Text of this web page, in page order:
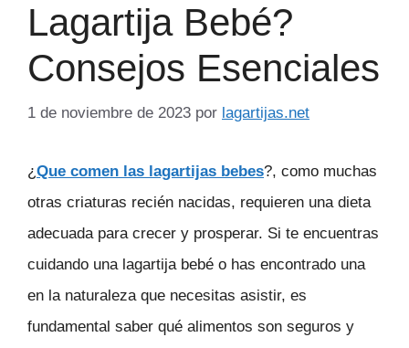
Lagartija Bebé?
Consejos Esenciales
1 de noviembre de 2023 por lagartijas.net
¿Que comen las lagartijas bebes?, como muchas
otras criaturas recién nacidas, requieren una dieta
adecuada para crecer y prosperar. Si te encuentras
cuidando una lagartija bebé o has encontrado una
en la naturaleza que necesitas asistir, es
fundamental saber qué alimentos son seguros y